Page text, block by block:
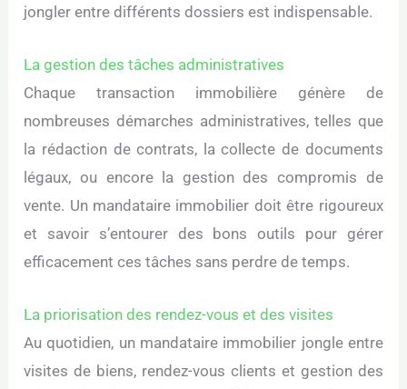
jongler entre différents dossiers est indispensable.
La gestion des tâches administratives
Chaque transaction immobilière génère de
nombreuses démarches administratives, telles que
la rédaction de contrats, la collecte de documents
légaux, ou encore la gestion des compromis de
vente. Un mandataire immobilier doit être rigoureux
et savoir s’entourer des bons outils pour gérer
efficacement ces tâches sans perdre de temps.
La priorisation des rendez-vous et des visites
Au quotidien, un mandataire immobilier jongle entre
visites de biens, rendez-vous clients et gestion des